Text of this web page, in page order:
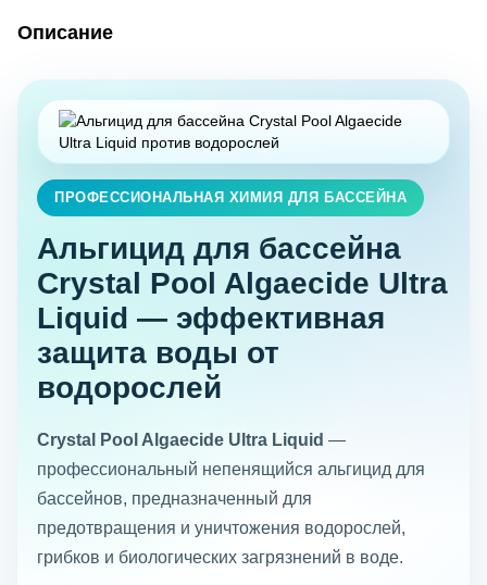
Описание
ПРОФЕССИОНАЛЬНАЯ ХИМИЯ ДЛЯ БАССЕЙНА
Альгицид для бассейна
Crystal Pool Algaecide Ultra
Liquid — эффективная
защита воды от
водорослей
Crystal Pool Algaecide Ultra Liquid —
профессиональный непенящийся альгицид для
бассейнов, предназначенный для
предотвращения и уничтожения водорослей,
грибков и биологических загрязнений в воде.